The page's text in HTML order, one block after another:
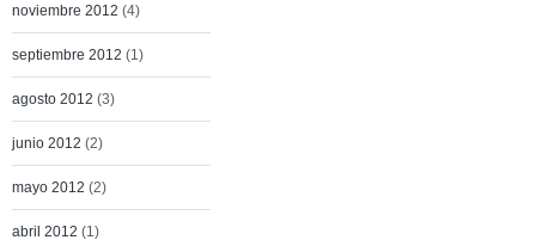
noviembre 2012 (4)
septiembre 2012 (1)
agosto 2012 (3)
junio 2012 (2)
mayo 2012 (2)
abril 2012 (1)